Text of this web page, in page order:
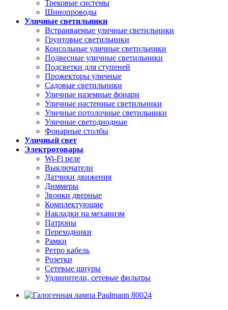
Трековые системы
Шинопроводы
Уличные светильники
Встраиваемые уличные светильники
Грунтовые светильники
Консольные уличные светильники
Подвесные уличные светильники
Подсветки для ступеней
Прожекторы уличные
Садовые светильники
Уличные наземные фонари
Уличные настенные светильники
Уличные потолочные светильники
Уличные светодиодные
Фонарные столбы
Уличный свет
Электротовары
Wi-Fi реле
Выключатели
Датчики движения
Диммеры
Звонки дверные
Комплектующие
Накладки на механизм
Патроны
Переходники
Рамки
Ретро кабель
Розетки
Сетевые шнуры
Удлинители, сетевые фильтры